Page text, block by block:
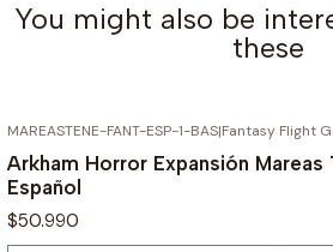
You might also be
these
MAREASTENE-FANT-ESP-1-BAS|Fantasy Flight
Arkham Horror Expansión Mareas
Español
$50.990